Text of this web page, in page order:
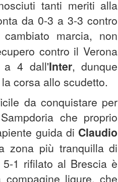
tanti meriti alla
da 0-3 a 3-3 contro
marcia, non
contro il Verona
a 4 dall'Inter, dunque
corsa allo scudetto.
da conquistare per
che proprio
guida di Claudio
zona più tranquilla di
1 rifilato al Brescia è
ligure, che